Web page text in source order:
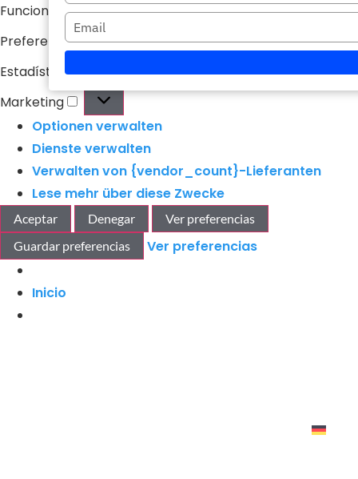
Funcional
Immer aktiv
Preferencias
Estadísticas
Marketing
Optionen verwalten
Dienste verwalten
Verwalten von {vendor_count}-Lieferanten
Lese mehr über diese Zwecke
Aceptar Denegar
Ver preferencias
Guardar preferencias
Ver preferencias
Inicio
su
nombre
Escriba
su
correo
electrónico